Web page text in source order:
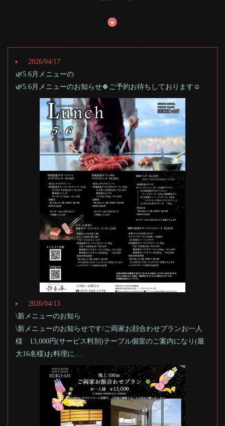
2026/04/17
🌿5.6月メニューの
🌿5.6月メニューのお知らせ🍀ご予約お待ちしております☺️
2026/04/13
\新メニューのお知ら
\新メニューのお知らせです/ご両家お顔合わせプランお一人
様 13,000円(サービス料別)テーブル個室のご案内になり(最
大16名様)お料理に…